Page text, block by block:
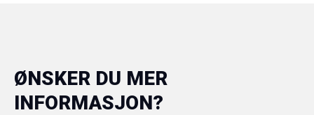
ØNSKER DU MER
INFORMASJON?